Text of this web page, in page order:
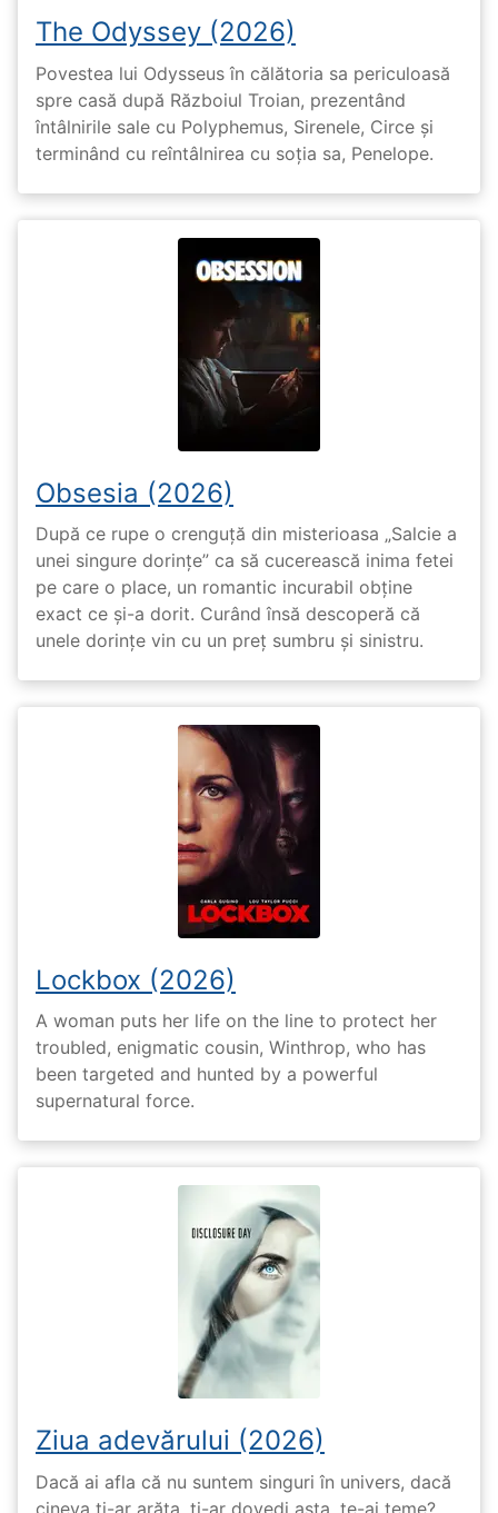
The Odyssey (2026)
Povestea lui Odysseus în călătoria sa periculoasă
spre casă după Războiul Troian, prezentând
întâlnirile sale cu Polyphemus, Sirenele, Circe și
terminând cu reîntâlnirea cu soția sa, Penelope.
Obsesia (2026)
După ce rupe o crenguță din misterioasa „Salcie a
unei singure dorințe” ca să cucerească inima fetei
pe care o place, un romantic incurabil obține
exact ce și-a dorit. Curând însă descoperă că
unele dorințe vin cu un preț sumbru și sinistru.
Lockbox (2026)
A woman puts her life on the line to protect her
troubled, enigmatic cousin, Winthrop, who has
been targeted and hunted by a powerful
supernatural force.
Ziua adevărului (2026)
Dacă ai afla că nu suntem singuri în univers, dacă
cineva ți-ar arăta, ți-ar dovedi asta, te-ai teme?